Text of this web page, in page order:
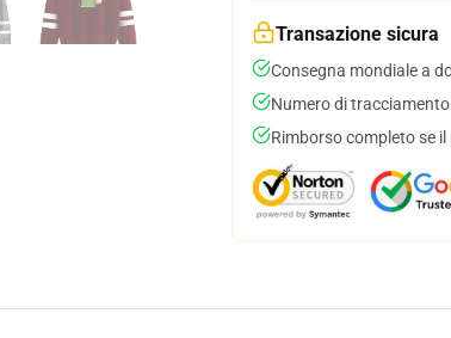
Transazione sicura
Consegna mondiale a
Numero di
Rimborso completo se